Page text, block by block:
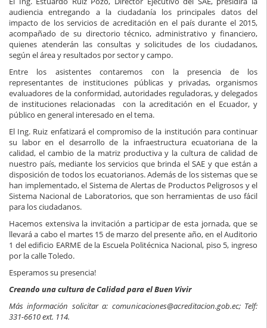
audiencia entregando a la ciudadanía los principales datos del
impacto de los servicios de acreditación en el país durante el 2015,
acompañado de su directorio técnico, administrativo y financiero,
quienes atenderán las consultas y solicitudes de los ciudadanos,
según el área y resultados por sector y campo.
Entre los asistentes contaremos con la presencia de los
representantes de instituciones públicas y privadas, organismos
evaluadores de la conformidad, autoridades reguladoras, y delegados
de instituciones relacionadas con la acreditación en el Ecuador, y
público en general interesado en el tema.
El Ing. Ruiz enfatizará el compromiso de la institución para continuar
su labor en el desarrollo de la infraestructura ecuatoriana de la
calidad, el cambio de la matriz productiva y la cultura de calidad de
nuestro país, mediante los servicios que brinda el SAE y que están a
disposición de todos los ecuatorianos. Además de los sistemas que se
han implementado, el Sistema de Alertas de Productos Peligrosos y el
Sistema Nacional de Laboratorios, que son herramientas de uso fácil
para los ciudadanos.
Hacemos extensiva la invitación a participar de esta jornada, que se
llevará a cabo el martes 15 de marzo del presente año, en el Auditorio
1 del edificio EARME de la Escuela Politécnica Nacional, piso 5, ingreso
por la calle Toledo.
Esperamos su presencia!
Creando una cultura de Calidad para el Buen Vivir
Más información solicitar a: comunicaciones@acreditacion.gob.ec; Telf:
331-6610 ext. 114.